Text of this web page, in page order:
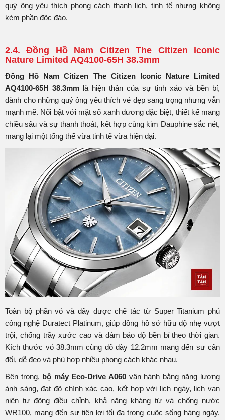
quý ông yêu thích phong cách thanh lịch, tinh tế nhưng không
kém phần độc đáo.
2.4. Đồng Hồ Nam Citizen The Citizen Iconic
Nature Limited AQ4100-65H 38.3mm
Đồng Hồ Nam Citizen The Citizen Iconic Nature Limited
AQ4100-65H 38.3mm là hiện thân của sự tinh xảo và bền bỉ,
dành cho những quý ông yêu thích vẻ đẹp sang trọng nhưng vẫn
mạnh mẽ. Nổi bật với mặt số xanh dương đặc biệt, thiết kế mang
chiều sâu và sự thanh thoát, kết hợp cùng kim Dauphine sắc nét,
mang lại một tổng thể vừa tinh tế vừa hiện đại.
Toàn bộ phần vỏ và dây được chế tác từ Super Titanium phủ
công nghệ Duratect Platinum, giúp đồng hồ sở hữu độ nhẹ vượt
trội, chống trầy xước cao và đảm bảo độ bền bỉ theo thời gian.
Kích thước vỏ 38.3mm cùng độ dày 12.2mm mang đến sự cân
đối, dễ đeo và phù hợp nhiều phong cách khác nhau.
Bên trong, bộ máy Eco-Drive A060 vận hành bằng năng lượng
ánh sáng, đạt độ chính xác cao, kết hợp với lịch ngày, lịch vạn
niên tự động điều chỉnh, khả năng kháng từ và chống nước
WR100, mang đến sự tiện lợi tối đa trong cuộc sống hàng ngày.